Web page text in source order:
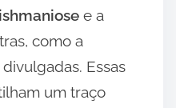
e a
como a
Essas
um traço